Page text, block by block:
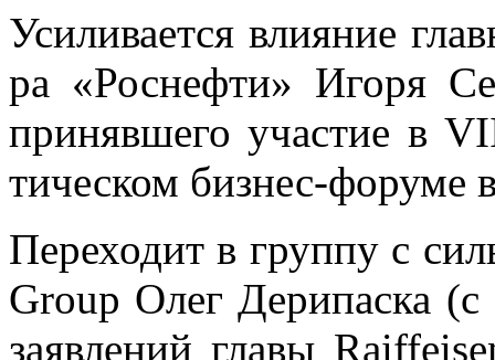
Уси­ли­ва­ет­ся вли­я­ние
ра «Рос­неф­ти» Иго­ря
при­няв­ше­го уча­стие в
ти­че­ском биз­нес-фо­ру­ме
Пе­ре­хо­дит в груп­пу с
Group Олег Де­ри­пас­ка
за­яв­ле­ний гла­вы